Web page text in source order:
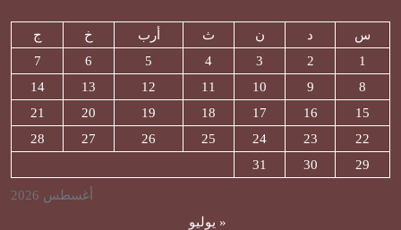
أغسطس 2026
س د ن ث أرب خ
ج
1
2
3
4
5
6
7
8
9
10
11
12
13
14
15
16
17
18
19
20
21
22
23
24
25
26
27
28
29
30
31
« يوليو